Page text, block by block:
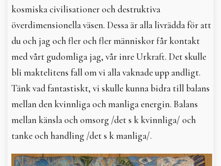
kosmiska civilisationer och destruktiva
överdimensionella väsen. Dessa är alla livrädda för att
du och jag och fler och fler människor får kontakt
med vårt gudomliga jag, vår inre Urkraft. Det skulle
bli maktelitens fall om vi alla vaknade upp andligt.
Tänk vad fantastiskt, vi skulle kunna bidra till balans
mellan den kvinnliga och manliga energin. Balans
mellan känsla och omsorg /det s k kvinnliga/ och
tanke och handling /det s k manliga/.